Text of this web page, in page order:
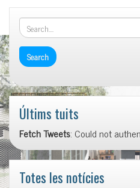
Últims tuits
Fetch Tweets: Could not
Totes les notícies